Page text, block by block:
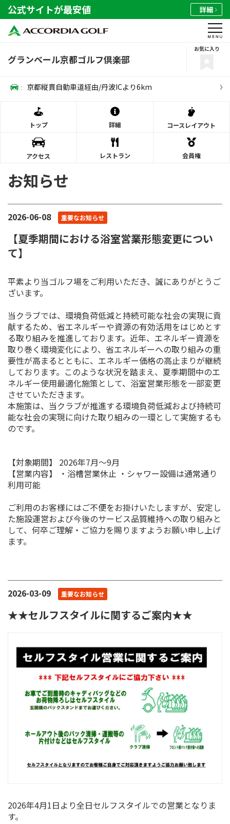
公式サイトが最安値 詳細
グランベール京都ゴルフ倶楽部
お気に入り
: 京都縦貫自動車道経由/丹波ICより6km
トップ 詳細 コースレイアウト
アクセス レストラン 会員権
お知らせ
2026-06-08 重要なお知らせ
【夏季期間における浴室営業形態変更につい
て】
平素より当ゴルフ場をご利用いただき、誠にありがとうご
ざいます。
当クラブでは、環境負荷低減と持続可能な社会の実現に貢
献するため、省エネルギーや資源の有効活用をはじめとす
る取り組みを推進しております。近年、エネルギー資源を
取り巻く環境変化により、省エネルギーへの取り組みの重
要性が高まるとともに、エネルギー価格の高止まりが継続
しております。このような状況を踏まえ、夏季期間中のエ
ネルギー使用最適化施策として、浴室営業形態を一部変更
させていただきます。
本施策は、当クラブが推進する環境負荷低減および持続可
能な社会の実現に向けた取り組みの一環として実施するも
のです。
【対象期間】 2026年7月〜9月
【営業内容】 ・浴槽営業休止 ・シャワー設備は通常通り
利用可能
ご利用のお客様にはご不便をお掛けいたしますが、安定し
た施設運営および今後のサービス品質維持への取り組みと
して、何卒ご理解・ご協力を賜りますようお願い申し上げ
ます。
2026-03-09 重要なお知らせ
★★セルフスタイルに関するご案内★★
2026年4月1日より全日セルフスタイルでの営業となりま
す。